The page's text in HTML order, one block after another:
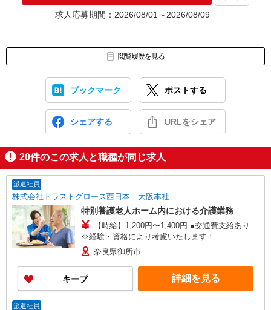
求人応募期間：2026/08/01～2026/08/09
閲覧履歴を見る
ブックマーク ポストする
シェアする URLをシェア
20件のこの求人と職種が同じ求人
派遣社員
株式会社トラストグロース西日本 大阪本社
特別養護老人ホーム内における介護業務
【時給】1,200円〜1,400円 ●交通費支給あり
※経験・資格により考慮いたします！
奈良県御所市
キープ 詳細を見る
派遣社員